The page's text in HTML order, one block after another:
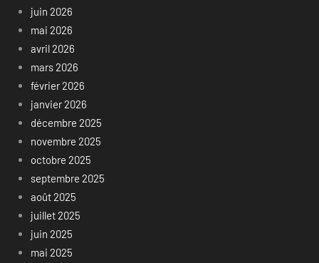
juin 2026
mai 2026
avril 2026
mars 2026
février 2026
janvier 2026
décembre 2025
novembre 2025
octobre 2025
septembre 2025
août 2025
juillet 2025
juin 2025
mai 2025